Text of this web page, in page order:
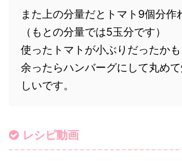
また上の分量だとトマト9個分作
（もとの分量では5玉分です）
使ったトマトが小ぶりだったかも
余ったらハンバーグにして丸め
しいです。
レシピ動画